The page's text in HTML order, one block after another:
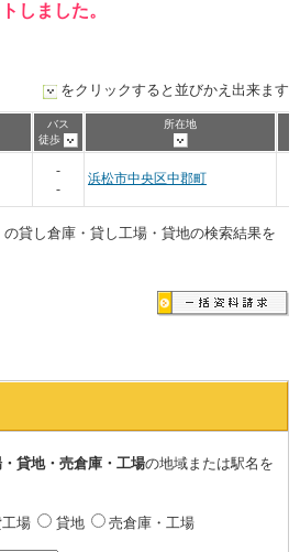
トしました。
をクリックすると並びかえ出来ます
バス
徒歩
所在地
-
-
浜松市中央区中郡町
貸し倉庫・貸し工場・貸地の検索結果を
貸地・売倉庫・工場の地域または駅名を
場 貸地 売倉庫・工場